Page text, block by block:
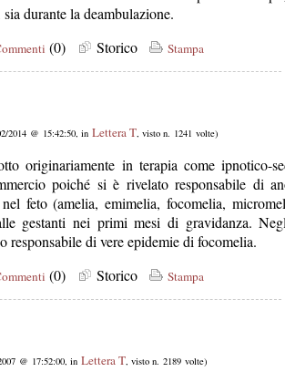
durante la deambulazione.
(0) Storico Stampa
2014 @ 15:42:50, in Lettera T, visto n. 1241 volte)
originariamente in terapia come ipnotico-
poiché si è rivelato responsabile di
feto (amelia, emimelia, focomelia,
gestanti nei primi mesi di gravidanza.
responsabile di vere epidemie di focomelia.
(0) Storico Stampa
@ 17:52:00, in Lettera T, visto n. 2189 volte)